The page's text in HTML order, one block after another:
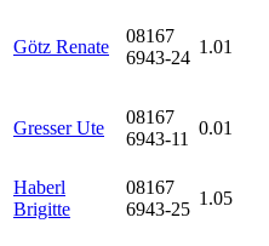
Götz Renate
08167
6943-24
1.01
Gresser Ute
08167
6943-11
0.01
Haberl
Brigitte
08167
6943-25
1.05